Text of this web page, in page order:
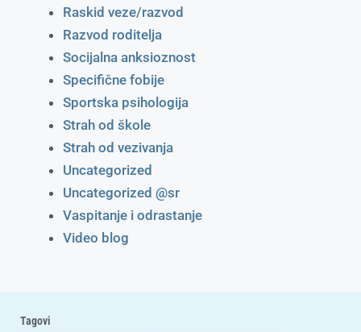
Raskid veze/razvod
Razvod roditelja
Socijalna anksioznost
Specifične fobije
Sportska psihologija
Strah od škole
Strah od vezivanja
Uncategorized
Uncategorized @sr
Vaspitanje i odrastanje
Video blog
Tagovi